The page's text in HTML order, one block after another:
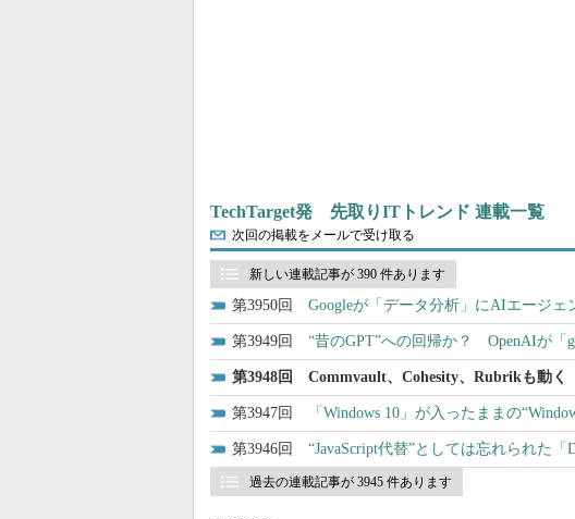
TechTarget発 先取りITトレンド 連載一覧
次回の掲載をメールで受け取る
新しい連載記事が 390 件あります
3950 Googleが「データ分析」にAIエージ
3949 “昔のGPT”への回帰か？ OpenAIが「
3948 Commvault、Cohesity、Rubrikも動
3947 「Windows 10」が入ったままの
3946 “JavaScript代替”としては忘れられた
過去の連載記事が 3945 件あります